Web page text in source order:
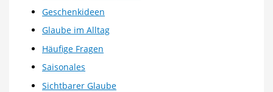
Geschenkideen
Glaube im Alltag
Häufige Fragen
Saisonales
Sichtbarer Glaube